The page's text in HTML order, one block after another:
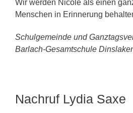
Wir werden Nicole als einen
Menschen in Erinnerung
Schulgemeinde und
Barlach-Gesamtschule
Nachruf Lydia Saxe